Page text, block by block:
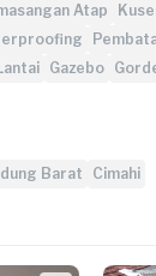
Atap
Gazebo
Barat Cimahi